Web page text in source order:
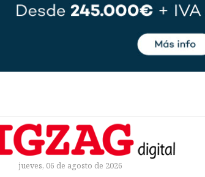
jueves, 06 de agosto de 2026